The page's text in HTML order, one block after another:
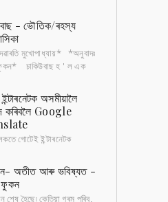
- ভৌতিক/ৰহস্য
মুখোপাধ্যায়* *অনুবাদঃ
ফুকন* চাকিউবাছ হ ' ল এক
সেই চ...
অসমীয়ালৈ
কৰিবলৈ Google
গোটেই ইন্টাৰনেটক
ভিডিঅ ’ আদি সকলো অসমীয়াতে
অতীত আৰু ভবিষ্যত -
ফুকন
শেষ হৈছে৷ কেতিয়া গৰম পৰিব,